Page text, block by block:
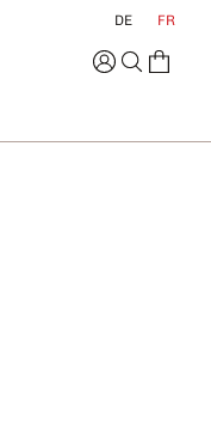
DE FR